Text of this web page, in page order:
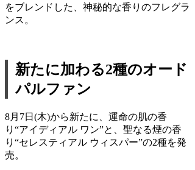
をブレンドした、神秘的な香りのフレグラ
ンス。
新たに加わる2種のオード
パルファン
8月7日(木)から新たに、運命の肌の香
り“アイディアル ワン”と、聖なる煙の香
り“セレスティアル ウィスパー”の2種を発
売。